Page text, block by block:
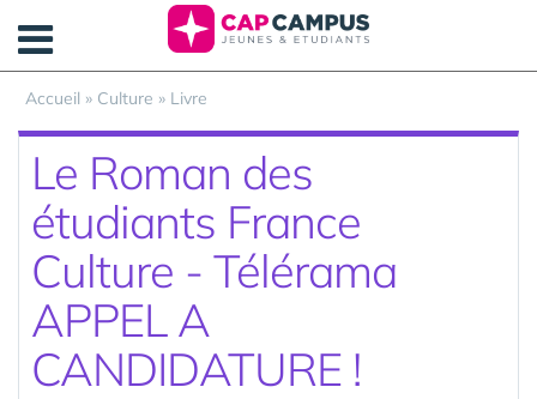
Accueil » Culture » Livre
Le Roman des
étudiants France
Culture - Télérama
APPEL A
CANDIDATURE !
Panneau de gestion des cookies